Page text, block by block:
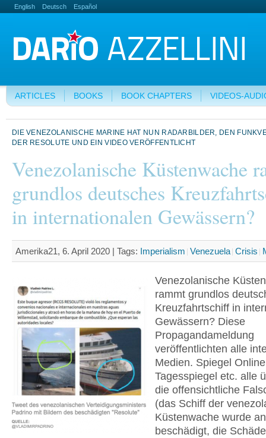
English Deutsch Español
ARTICLES BOOKS BOOK CHAPTERS VIDEOS-
DIE VENEZOLANISCHE MARINE HAT NUN RADARBILDER, DEN
DER RESOLUTE UND EIN VIDEO VERÖFFENTLICHT
Venezolanische Küstenwache
grundlos deutsches
in internationalen Gewässern?
Amerika21, 6. April 2020 | Tags: Imperialism Venezuela Crisis
Venezolanische
rammt grundlos
Kreuzfahrtschiff in
Gewässern? Diese
Propagandameldung
veröffentlichten alle
Medien. Spiegel
Tagesspiegel etc. alle
die offensichtliche
(das Schiff der
Küstenwache wurde
beschädigt, die